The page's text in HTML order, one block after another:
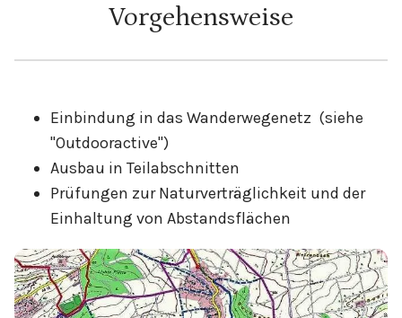
Vorgehensweise​
Einbindung in das Wanderwegenetz (siehe
"Outdooractive")
Ausbau in Teilabschnitten
Prüfungen zur Naturverträglichkeit und der
Einhaltung von Abstandsflächen